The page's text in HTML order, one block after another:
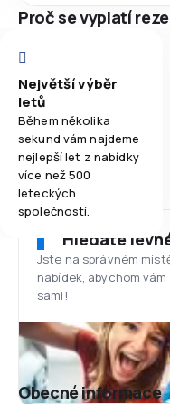
Proč se vyplatí
Největší výběr
letů
Během několika
sekund vám najdeme
nejlepší let z nabídky
více než 500
leteckých
společností.
Hledáte
Jste na správném
nabídek, abychom
sami!
Obecné informace